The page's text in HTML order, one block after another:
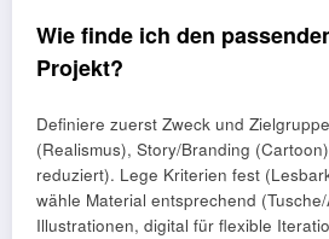
Wie finde ich den
Projekt?
Definiere zuerst Zweck und
(Realismus), Story/Branding
reduziert). Lege Kriterien fest
wähle Material entsprechend
Illustrationen, digital für flexible